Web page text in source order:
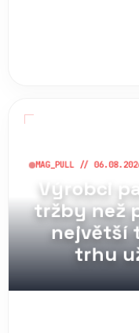
tržby než
největší
trhu